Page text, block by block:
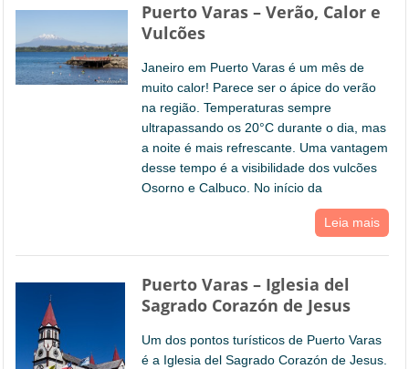
Puerto Varas – Verão, Calor e
Vulcões
Janeiro em Puerto Varas é um mês de
muito calor! Parece ser o ápice do verão
na região. Temperaturas sempre
ultrapassando os 20°C durante o dia, mas
a noite é mais refrescante. Uma vantagem
desse tempo é a visibilidade dos vulcões
Osorno e Calbuco. No início da
Leia mais
Puerto Varas – Iglesia del
Sagrado Corazón de Jesus
Um dos pontos turísticos de Puerto Varas
é a Iglesia del Sagrado Corazón de Jesus.